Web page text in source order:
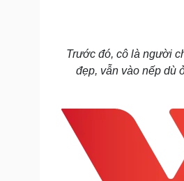
Trước đó, cô là người
đẹp, vẫn vào nếp dù